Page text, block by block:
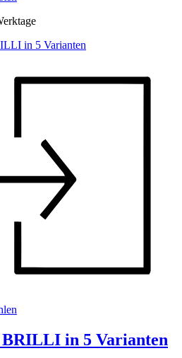
gewählt
weist
mehrere
in 5 Varianten